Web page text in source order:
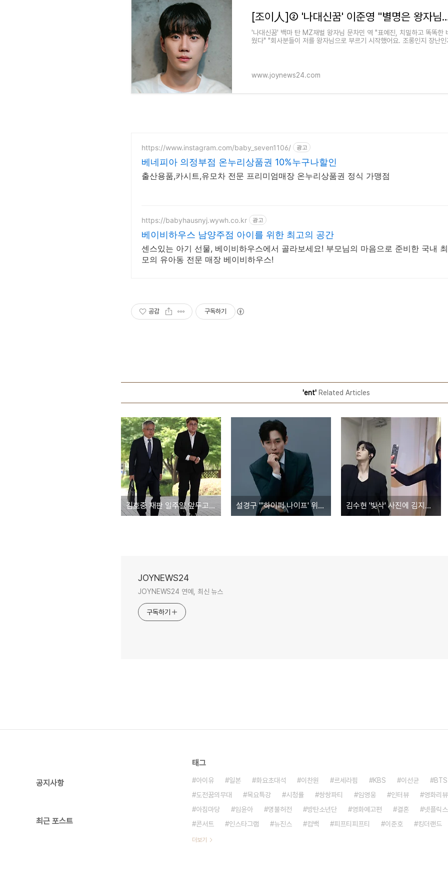
'나대신꿈' 백마 탄 MZ재벌 왕자님 문차민 역 "표예진, 치밀하고 똑똑한
웠다" "회사분들이 저를 왕자님으로 부르기 시작했어요. 조롱인지 장난
www.joynews24.com
https://www.instagram.com/baby_seven1106/ 광고
베네피아 의정부점 온누리상품권 10%누구나할인
출산용품,카시트,유모차 전문 프리미엄매장 온누리상품권 정식 가맹점
https://babyhausnyj.wywh.co.kr 광고
베이비하우스 남양주점 아이를 위한 최고의 공간
센스있는 아기 선물, 베이비하우스에서 골라보세요! 부모님의 마음으로 준비한 국내
모의 유아동 전문 매장 베이비하우스!
공감 구독하기
'ent'Related Articles
김호중 재판 일주일 앞두고…'호화 전관' 조남관 변호사 사임 설경구 "'하이퍼 나이프' 위해 10kg 감량, 박은빈 '돌풍' 공개 후 문자" 김수현 '빛삭' 사진에 김지원과 럽스타그램 의혹
JOYNEWS24
JOYNEWS24 연예, 최신 뉴스
구독하기
공지사항
최근 포스트
태그
아이유 일본 화요초대석 이찬원 르세라핌 KBS 이선균
BTS
도전꿈의무대
목요특강 시청률 쌍쌍파티 임영웅 인터뷰
영화리뷰
아침마당
임윤아 명불허전 방탄소년단 영화예고편 결혼
넷플릭스
콘서트
인스타그램 뉴진스 컴백 피프티피프티 이준호 킹더랜드
더보기